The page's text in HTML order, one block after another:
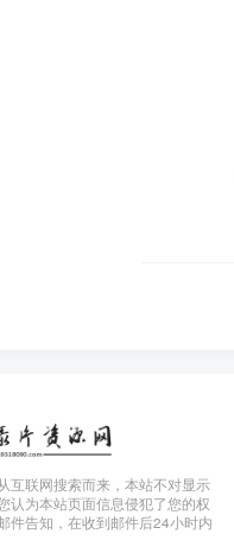
互联网搜索而来，本站不对显示
认为本站页面信息侵犯了您的权
件告知，在收到邮件后24小时内